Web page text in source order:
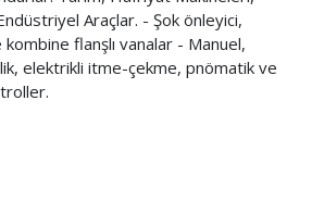
Araçlar. - Şok önleyici,
flanşlı vanalar - Manuel,
elektrikli itme-çekme, pnömatik ve